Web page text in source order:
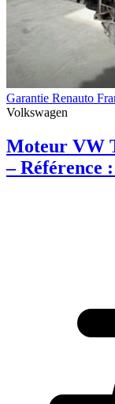
Garantie Renauto
Volkswagen
Moteur VW
– Référence